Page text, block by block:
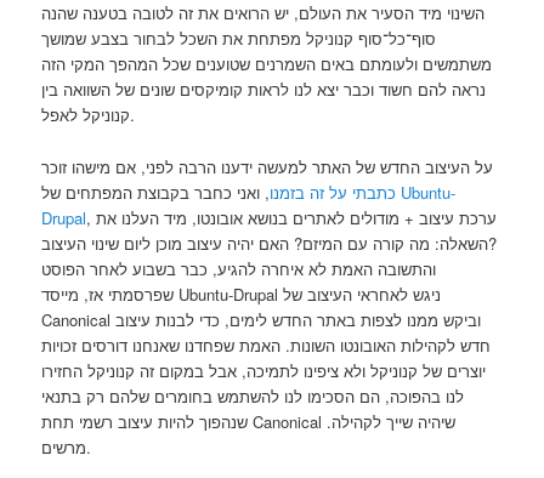
השינוי מיד הסעיר את העולם, יש הרואים את זה לטובה בטענה שהנה
סוף־כל־סוף קנוניקל מפתחת את השכל לבחור בצבע שמושך
משתמשים ולעומתם באים השמרנים שטוענים שכל המהפך המקי הזה
נראה להם חשוד וכבר יצא לנו לראות קומיקסים שונים של השוואה בין
קנוניקל לאפל.
על העיצוב החדש של האתר למעשה ידענו הרבה לפני, אם מישהו זוכר
כתבתי על זה בזמנו Ubuntu-
Drupal, ערכת עיצוב + מודולים לאתרים בנושא אובונטו, מיד העלנו את
השאלה: מה קורה עם המיזם? האם יהיה עיצוב מוכן ליום שינוי העיצוב?
והתשובה האמת לא איחרה להגיע, כבר בשבוע לאחר הפוסט
שפרסמתי אז, מייסד Ubuntu-Drupal ניגש לאחראי העיצוב של
Canonical וביקש ממנו לצפות באתר החדש לימים, כדי לבנות עיצוב
חדש לקהילות האובונטו השונות. האמת שפחדנו שאנחנו דורסים זכויות
יוצרים של קנוניקל ולא ציפינו לתמיכה, אבל במקום זה קנוניקל החזירו
לנו בהפוכה, הם הסכימו לנו להשתמש בחומרים שלהם רק בתנאי
שנהפוך להיות עיצוב רשמי תחת Canonical שיהיה שייך לקהילה.
מרשים.